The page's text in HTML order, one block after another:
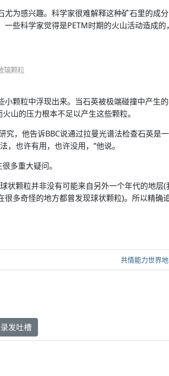
为感兴趣。科学家很难解释这种矿石里的成分
些科学家觉得是PETM时期的火山活动造成的，
璃颗粒
颗粒中浮现出来。当石英被极端碰撞中产生
山的压力根本不足以产生这些颗粒。
，他告诉BBC说通过拉曼光谱法检查石英是
，也许有用，也许没用，”他说。
多重大疑问。
颗粒并非没有可能来自另外一个年代的地层(
多奇怪的地方都曾发现球状颗粒)。所以精确
共情能力世界
发吐槽